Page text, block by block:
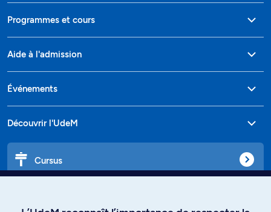
Programmes et cours
Aide à l'admission
Événements
Découvrir l'UdeM
Cursus